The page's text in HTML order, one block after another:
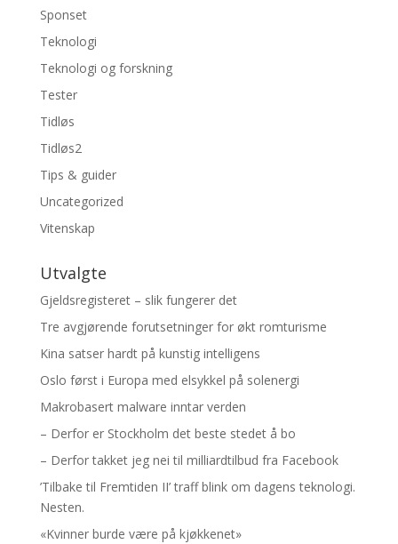
Sponset
Teknologi
Teknologi og forskning
Tester
Tidløs
Tidløs2
Tips & guider
Uncategorized
Vitenskap
Utvalgte
Gjeldsregisteret – slik fungerer det
Tre avgjørende forutsetninger for økt romturisme
Kina satser hardt på kunstig intelligens
Oslo først i Europa med elsykkel på solenergi
Makrobasert malware inntar verden
– Derfor er Stockholm det beste stedet å bo
– Derfor takket jeg nei til milliardtilbud fra Facebook
’Tilbake til Fremtiden II’ traff blink om dagens teknologi.
Nesten.
«Kvinner burde være på kjøkkenet»